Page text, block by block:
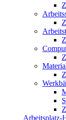
Arbeitsplatz-